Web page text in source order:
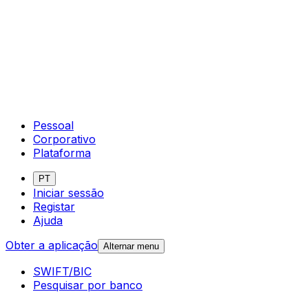
Pessoal
Corporativo
Plataforma
PT
Iniciar sessão
Registar
Ajuda
Obter a aplicação Alternar menu
SWIFT/BIC
Pesquisar por banco